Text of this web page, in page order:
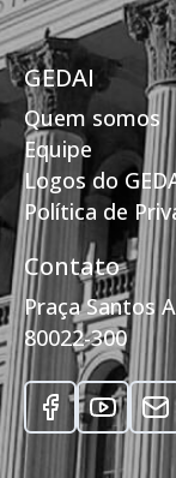
GEDAI
Quem somos
Equipe
Logos do
Política de
Contato
Praça Santos
80022-300